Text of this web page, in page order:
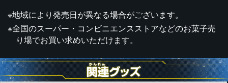
※地域により発売日が異なる場合がございます。
※全国のスーパー・コンビニエンスストアなどのお菓子売
り場でお買い求めいただけます。